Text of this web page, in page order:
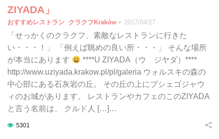
ZIYADA」
おすすめレストラン クラクフKraków - 2017/04/27
「せっかくのクラクフ、素敵なレストランに行きた
い・・・！」 「例えば眺めの良い所・・・」 そんな場所
が本当にあります
****U ZIYADA（ウ ジヤダ）****
http://www.uziyada.krakow.pl/pl/galeria ウォルスキの森の
中心部にある石灰岩の丘。 その丘の上にプシェゴジャウ
ィのお城があります。 レストランやカフェのこのZIYADA
と言う名前は、 クルド人 […]…
5301